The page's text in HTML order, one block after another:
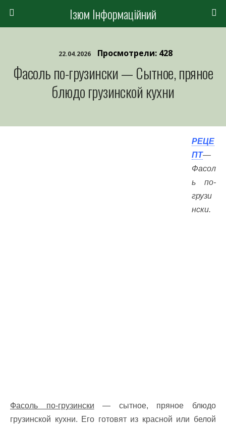
Ізюм Інформаційний
22.04.2026 Просмотрели: 428
Фасоль по-грузински — Сытное, пряное
блюдо грузинской кухни
РЕЦЕ
ПТ—
Фасол
ь по-
грузи
нски.
Фасоль по-грузински — сытное, пряное блюдо
грузинской кухни. Его готовят из красной или белой